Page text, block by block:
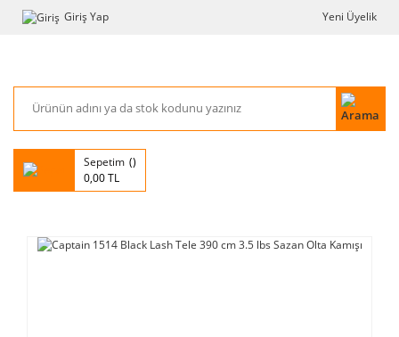
Giriş Yap Yeni Üyelik
Sepetim
0,00 TL